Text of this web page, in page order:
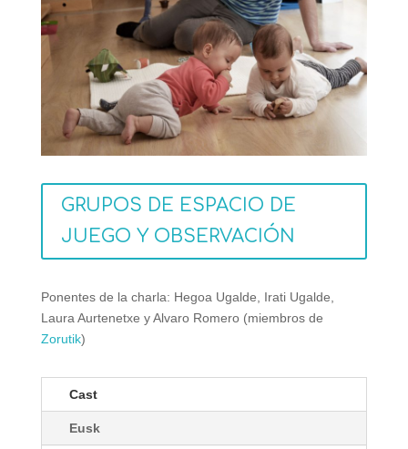
GRUPOS DE ESPACIO DE
JUEGO Y OBSERVACIÓN
Ponentes de la charla: Hegoa Ugalde, Irati Ugalde,
Laura Aurtenetxe y Alvaro Romero (miembros de
Zorutik)
Cast
Eusk